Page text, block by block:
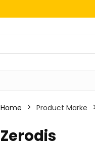
Home Product Marke
‎Zerodis